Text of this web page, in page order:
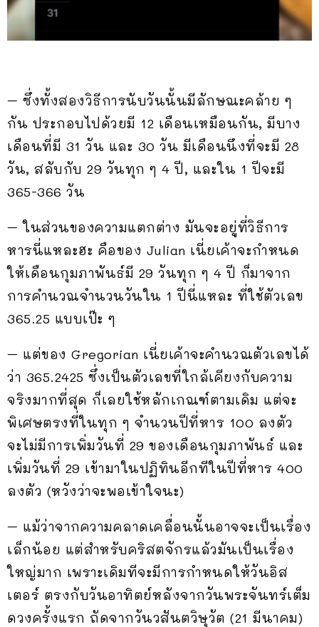
– ซึ่งทั้งสองวิธีการนับวันนั้นมีลักษณะคล้าย ๆ
กัน ประกอบไปด้วยมี 12 เดือนเหมือนกัน, มีบาง
เดือนที่มี 31 วัน และ 30 วัน มีเดือนนึงที่จะมี 28
วัน, สลับกับ 29 วันทุก ๆ 4 ปี, และใน 1 ปีจะมี
365-366 วัน
– ในส่วนของความแตกต่าง มันจะอยู่ที่วิธีการ
หารนี่แหละฮะ คือของ Julian เนี่ยเค้าจะกำหนด
ให้เดือนกุมภาพันธ์มี 29 วันทุก ๆ 4 ปี ก็มาจาก
การคำนวณจำนวนวันใน 1 ปีนี่แหละ ที่ใช้ตัวเลข
365.25 แบบเป๊ะ ๆ
– แต่ของ Gregorian เนี่ยเค้าจะคำนวณตัวเลขได้
ว่า 365.2425 ซึ่งเป็นตัวเลขที่ใกล้เคียงกับความ
จริงมากที่สุด ก็เลยใช้หลักเกณฑ์ตามเดิม แต่จะ
พิเศษตรงที่ในทุก ๆ จำนวนปีที่หาร 100 ลงตัว
จะไม่มีการเพิ่มวันที่ 29 ของเดือนกุมภาพันธ์ และ
เพิ่มวันที่ 29 เข้ามาในปฏิทินอีกทีในปีที่หาร 400
ลงตัว (หวังว่าจะพอเข้าใจนะ)
– แม้ว่าจากความคลาดเคลื่อนนั้นอาจจะเป็นเรื่อง
เล็กน้อย แต่สำหรับคริสตจักรแล้วมันเป็นเรื่อง
ใหญ่มาก เพราะเดิมทีจะมีการกำหนดให้วันอิส
เตอร์ ตรงกับวันอาทิตย์หลังจากวันพระจันทร์เต็ม
ดวงครั้งแรก ถัดจากวันวสันตวิษุวัต (21 มีนาคม)